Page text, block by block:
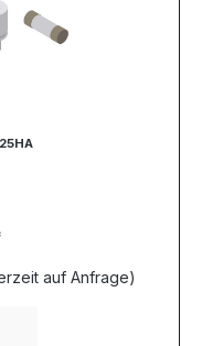
auf Anfrage)